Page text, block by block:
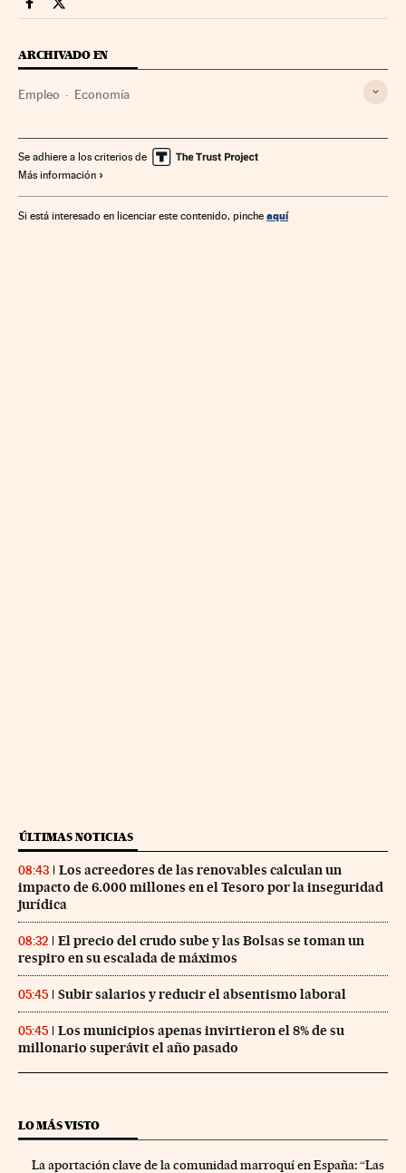
Economia Cinco Días en Facebook
Economia Cinco Días en Twitter
ARCHIVADO EN
Empleo Economía
Se adhiere a los criterios de
Más información
Si está interesado en licenciar este contenido, pinche aquí
ÚLTIMAS NOTICIAS
08:43
Los acreedores de las renovables calculan un
impacto de 6.000 millones en el Tesoro por la inseguridad
jurídica
08:32
El precio del crudo sube y las Bolsas se toman un
respiro en su escalada de máximos
05:45 Subir salarios y reducir el absentismo laboral
05:45
Los municipios apenas invirtieron el 8% de su
millonario superávit el año pasado
LO MÁS VISTO
La aportación clave de la comunidad marroquí en España: “Las